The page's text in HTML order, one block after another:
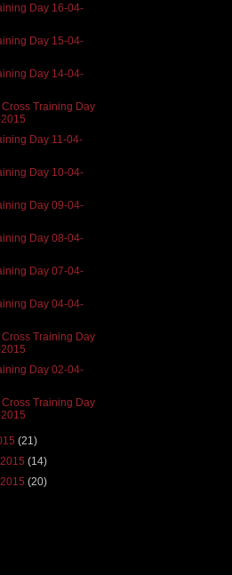
Day 16-04-
Day 15-04-
Day 14-04-
Training Day
Day 11-04-
Day 10-04-
Day 09-04-
Day 08-04-
Day 07-04-
Day 04-04-
Training Day
Day 02-04-
Training Day
(21)
2015(14)
(20)